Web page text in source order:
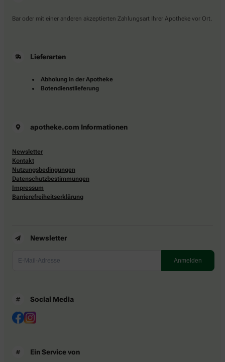
Bar oder mit einer anderen akzeptierten Zahlungsart Ihrer Apotheke vor Ort.
Lieferarten
Abholung in der Apotheke
Botendienstlieferung
apotheke.com Informationen
Newsletter
Kontakt
Nutzungsbedingungen
Datenschutzbestimmungen
Impressum
Barrierefreiheitserklärung
Newsletter
Social Media
Ein Service von